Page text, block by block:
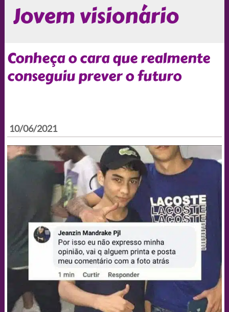
Jovem visionário
Conheça o cara que realmente
conseguiu prever o futuro
10/06/2021